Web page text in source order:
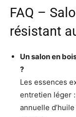
FAQ –
résistant
Un salon en
?
Les essences
entretien léger
annuelle